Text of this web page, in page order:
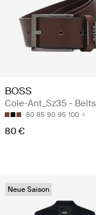
BOSS
Cole-Ant_Sz35 - Belts
80 85 90 95 100
80 €
Neue Saison